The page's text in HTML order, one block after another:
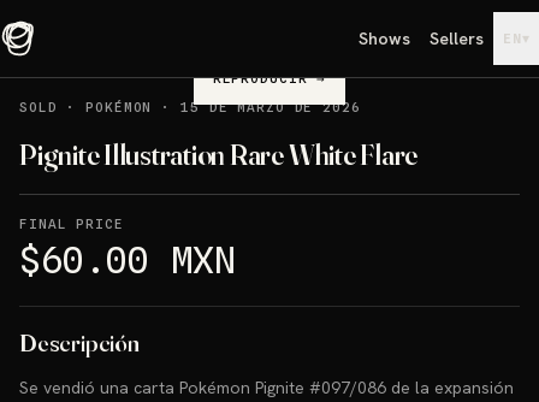
Shows Sellers EN ▾
REPRODUCIR→
SOLD
·POKÉMON · 15 DE MARZO DE 2026
Pignite Illustration Rare White Flare
FINAL PRICE
$60.00 MXN
Descripción
Se vendió una carta Pokémon Pignite #097/086 de la expansión